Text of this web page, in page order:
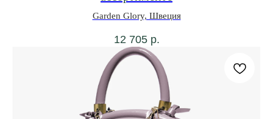
Garden Glory, Швеция
12 705 р.